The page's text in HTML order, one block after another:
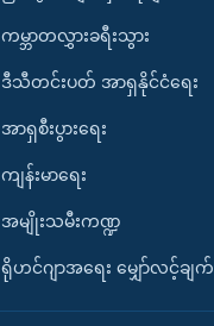
ကမ္ဘာတလွှားခရီးသွား
ဒီသီတင်းပတ် အာရှနိုင်ငံရေး
အာရှစီးပွားရေး
ကျန်းမာရေး
အမျိုးသမီးကဏ္ဍ
ရိုဟင်ဂျာအရေး မျှော်လင့်ချက်